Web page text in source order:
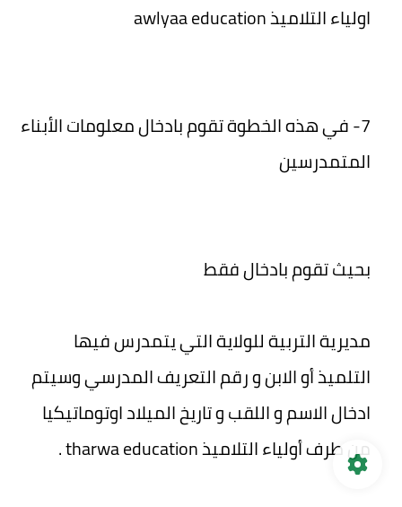
اولياء التلاميذ awlyaa education
7- في هذه الخطوة تقوم بادخال معلومات الأبناء
المتمدرسين
بحيث تقوم بادخال فقط
مديرية التربية للولاية التي يتمدرس فيها
التلميذ أو الابن و رقم التعريف المدرسي وسيتم
ادخال الاسم و اللقب و تاريخ الميلاد اوتوماتيكيا
من طرف أولياء التلاميذ tharwa education .